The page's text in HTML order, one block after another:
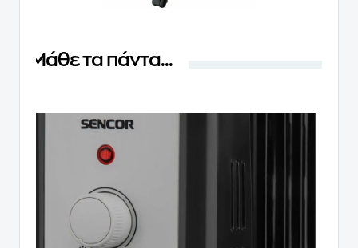
Μάθε τα πάντα...